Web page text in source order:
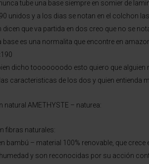
tube una base siempre en somier de
unidos y a los dias se notan en el colchon
dicen que va partida en dos creo que no se
base es una normalita que encontre en
dicho tooooooodo esto quiero que alguien
caracteristicas de los dos y quien entienda
natural AMETHYSTE – naturea:
fibras naturales:
bambú – material 100% renovable, que
y son reconocidas por su acción